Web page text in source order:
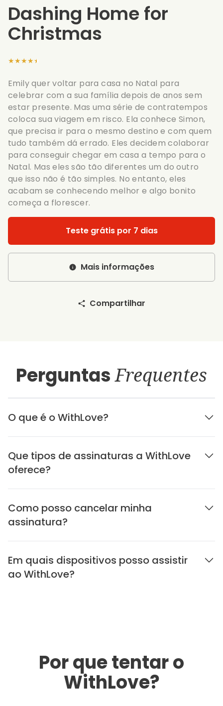
Dashing Home for
Christmas
★★★★★
Emily quer voltar para casa no Natal para
celebrar com a sua família depois de anos sem
estar presente. Mas uma série de contratempos
coloca sua viagem em risco. Ela conhece Simon,
que precisa ir para o mesmo destino e com quem
tudo também dá errado. Eles decidem colaborar
para conseguir chegar em casa a tempo para o
Natal. Mas eles são tão diferentes um do outro
que isso não é tão simples. No entanto, eles
acabam se conhecendo melhor e algo bonito
começa a florescer.
Teste grátis por 7 dias
Mais informações
Compartilhar
PerguntasFrequentes
O que é o WithLove?
Que tipos de assinaturas a WithLove
oferece?
Como posso cancelar minha
assinatura?
Em quais dispositivos posso assistir
ao WithLove?
Por que tentar o
WithLove?